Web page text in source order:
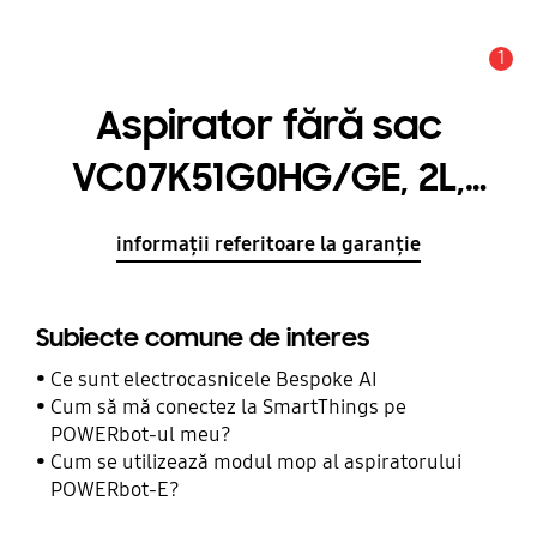
1
Aspirator fără sac
VC07K51G0HG/GE, 2L,
750W
informații referitoare la garanție
Subiecte comune de interes
Ce sunt electrocasnicele Bespoke AI
Cum să mă conectez la SmartThings pe
POWERbot-ul meu?
Cum se utilizează modul mop al aspiratorului
POWERbot-E?